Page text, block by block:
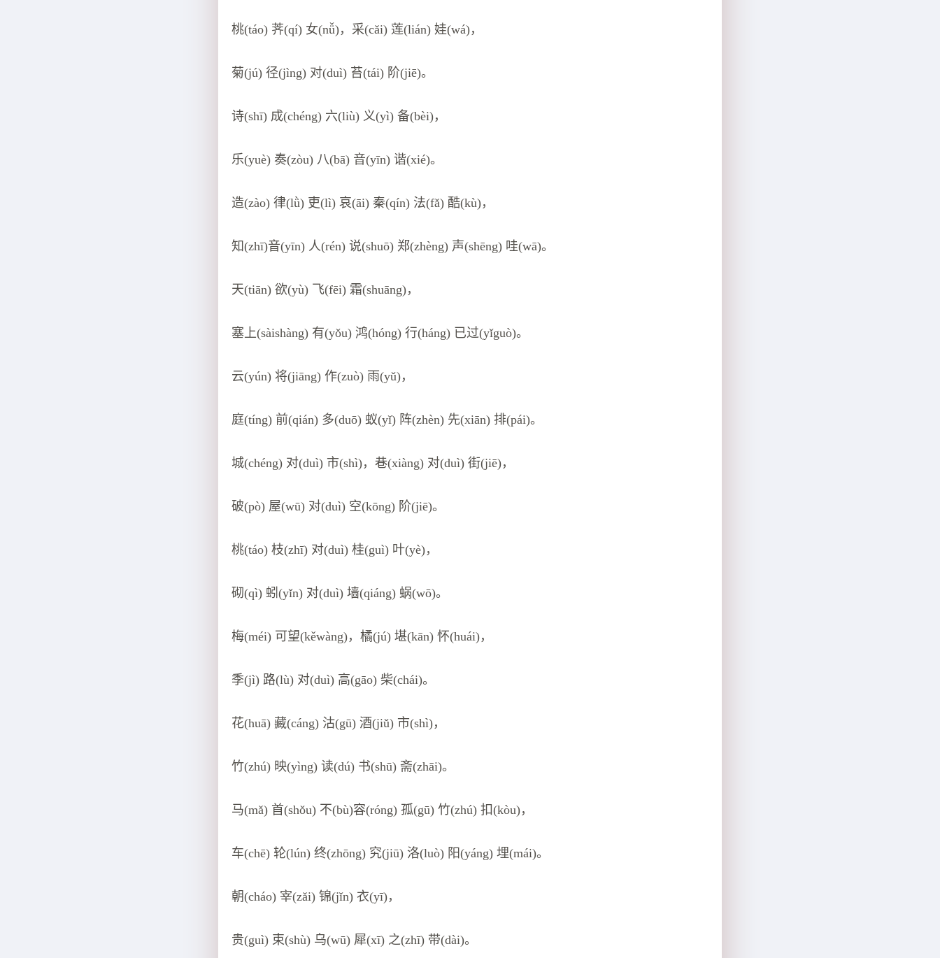
桃(táo) 荠(qí) 女(nǚ)，采(cǎi) 莲(lián) 娃(wá)，
菊(jú) 径(jìng) 对(duì) 苔(tái) 阶(jiē)。
诗(shī) 成(chéng) 六(liù) 义(yì) 备(bèi)，
乐(yuè) 奏(zòu) 八(bā) 音(yīn) 谐(xié)。
造(zào) 律(lǜ) 吏(lì) 哀(āi) 秦(qín) 法(fǎ) 酷(kù)，
知(zhī)音(yīn) 人(rén) 说(shuō) 郑(zhèng) 声(shēng) 哇(wā)。
天(tiān) 欲(yù) 飞(fēi) 霜(shuāng)，
塞上(sàishàng) 有(yǒu) 鸿(hóng) 行(háng) 已过(yǐguò)。
云(yún) 将(jiāng) 作(zuò) 雨(yǔ)，
庭(tíng) 前(qián) 多(duō) 蚁(yǐ) 阵(zhèn) 先(xiān) 排(pái)。
城(chéng) 对(duì) 市(shì)，巷(xiàng) 对(duì) 街(jiē)，
破(pò) 屋(wū) 对(duì) 空(kōng) 阶(jiē)。
桃(táo) 枝(zhī) 对(duì) 桂(guì) 叶(yè)，
砌(qì) 蚓(yǐn) 对(duì) 墙(qiáng) 蜗(wō)。
梅(méi) 可望(kěwàng)，橘(jú) 堪(kān) 怀(huái)，
季(jì) 路(lù) 对(duì) 高(gāo) 柴(chái)。
花(huā) 藏(cáng) 沽(gū) 酒(jiǔ) 市(shì)，
竹(zhú) 映(yìng) 读(dú) 书(shū) 斋(zhāi)。
马(mǎ) 首(shǒu) 不(bù)容(róng) 孤(gū) 竹(zhú) 扣(kòu)，
车(chē) 轮(lún) 终(zhōng) 究(jiū) 洛(luò) 阳(yáng) 埋(mái)。
朝(cháo) 宰(zǎi) 锦(jǐn) 衣(yī)，
贵(guì) 束(shù) 乌(wū) 犀(xī) 之(zhī) 带(dài)。